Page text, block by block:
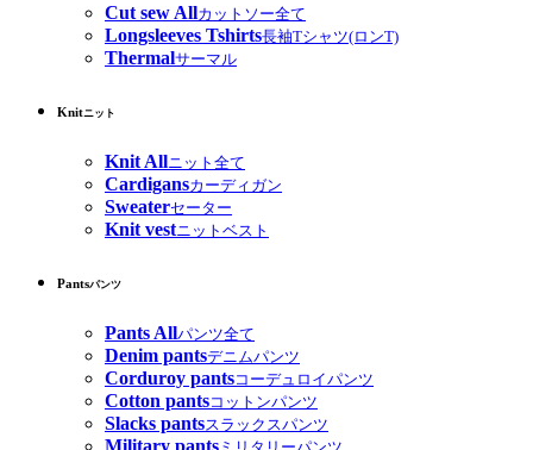
Cut sew Allカットソー全て
Longsleeves Tshirts長袖Tシャツ(ロンT)
Thermalサーマル
Knitニット
Knit Allニット全て
Cardigansカーディガン
Sweaterセーター
Knit vestニットベスト
Pantsパンツ
Pants Allパンツ全て
Denim pantsデニムパンツ
Corduroy pantsコーデュロイパンツ
Cotton pantsコットンパンツ
Slacks pantsスラックスパンツ
Military pants